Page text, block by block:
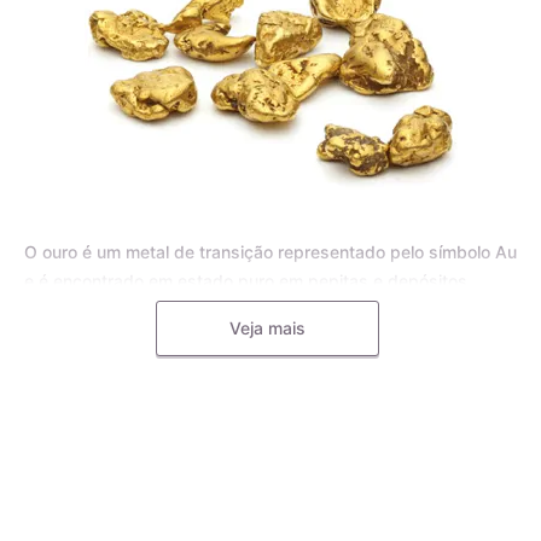
Veja mais
O ouro é um metal de transição representado pelo símbolo Au
aluviais, bem como em pequenas inclusões em rochas
metamórficas e minerais, como o quartzo. Para joias, o ouro